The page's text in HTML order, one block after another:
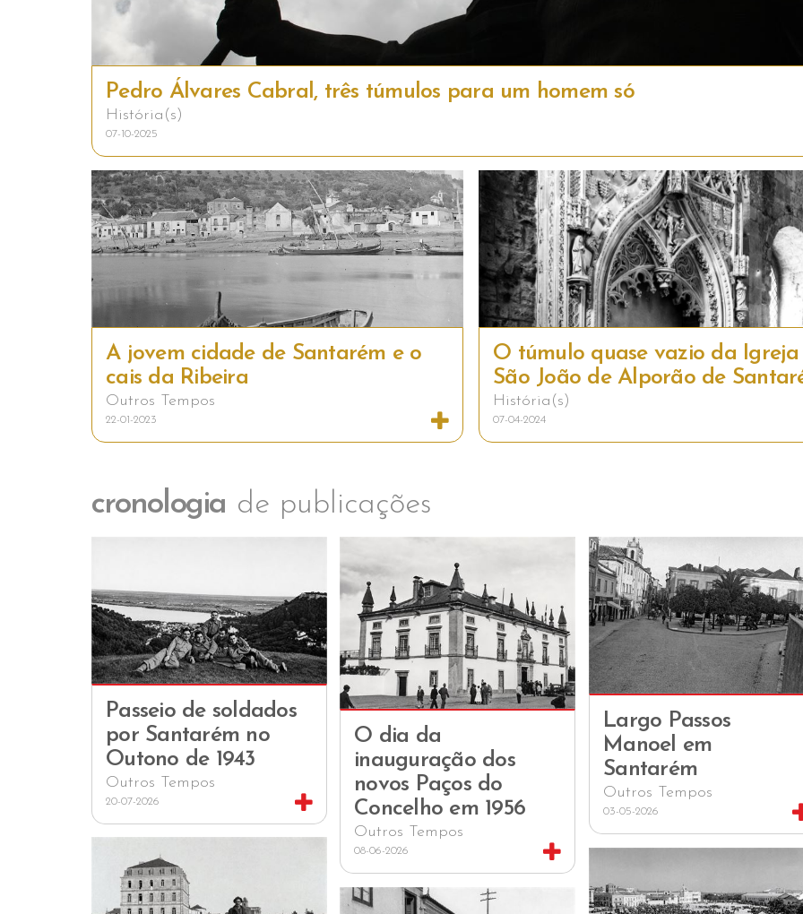
Pedro Álvares Cabral, três túmulos para um homem só
História(s)
07-10-2025
A jovem cidade de Santarém e o
cais da Ribeira
Outros Tempos
22-01-2023
O túmulo quase vazio da Igreja
São João de Alporão de
História(s)
07-04-2024
cronologia de publicações
Passeio de soldados
por Santarém no
Outono de 1943
Outros Tempos
20-07-2026
O dia da
inauguração dos
novos Paços do
Concelho em 1956
Outros Tempos
08-06-2026
Largo Passos
Manoel em
Santarém
Outros Tempos
03-05-2026